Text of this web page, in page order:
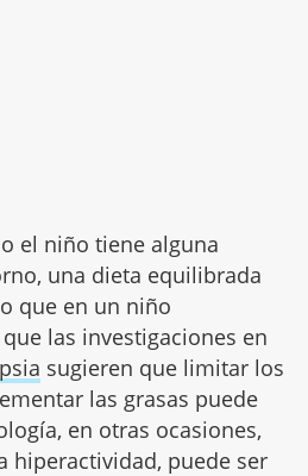
el niño tiene alguna
una dieta equilibrada
que en un niño
las investigaciones en
sugieren que limitar los
las grasas puede
en otras ocasiones,
hiperactividad, puede ser